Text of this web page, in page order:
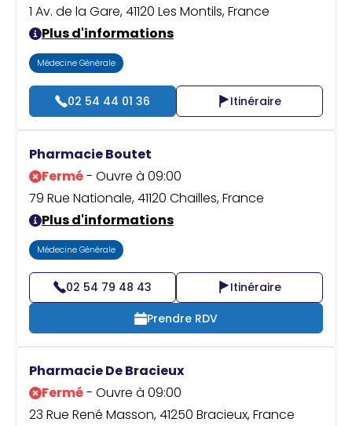
1 Av. de la Gare, 41120 Les Montils, France
Plus d'informations
Médecine Générale
02 54 44 01 36 Itinéraire
Pharmacie Boutet
Fermé- Ouvre à 09:00
79 Rue Nationale, 41120 Chailles, France
Plus d'informations
Médecine Générale
02 54 79 48 43
Itinéraire
Prendre RDV
Pharmacie De Bracieux
Fermé- Ouvre à 09:00
23 Rue René Masson, 41250 Bracieux, France